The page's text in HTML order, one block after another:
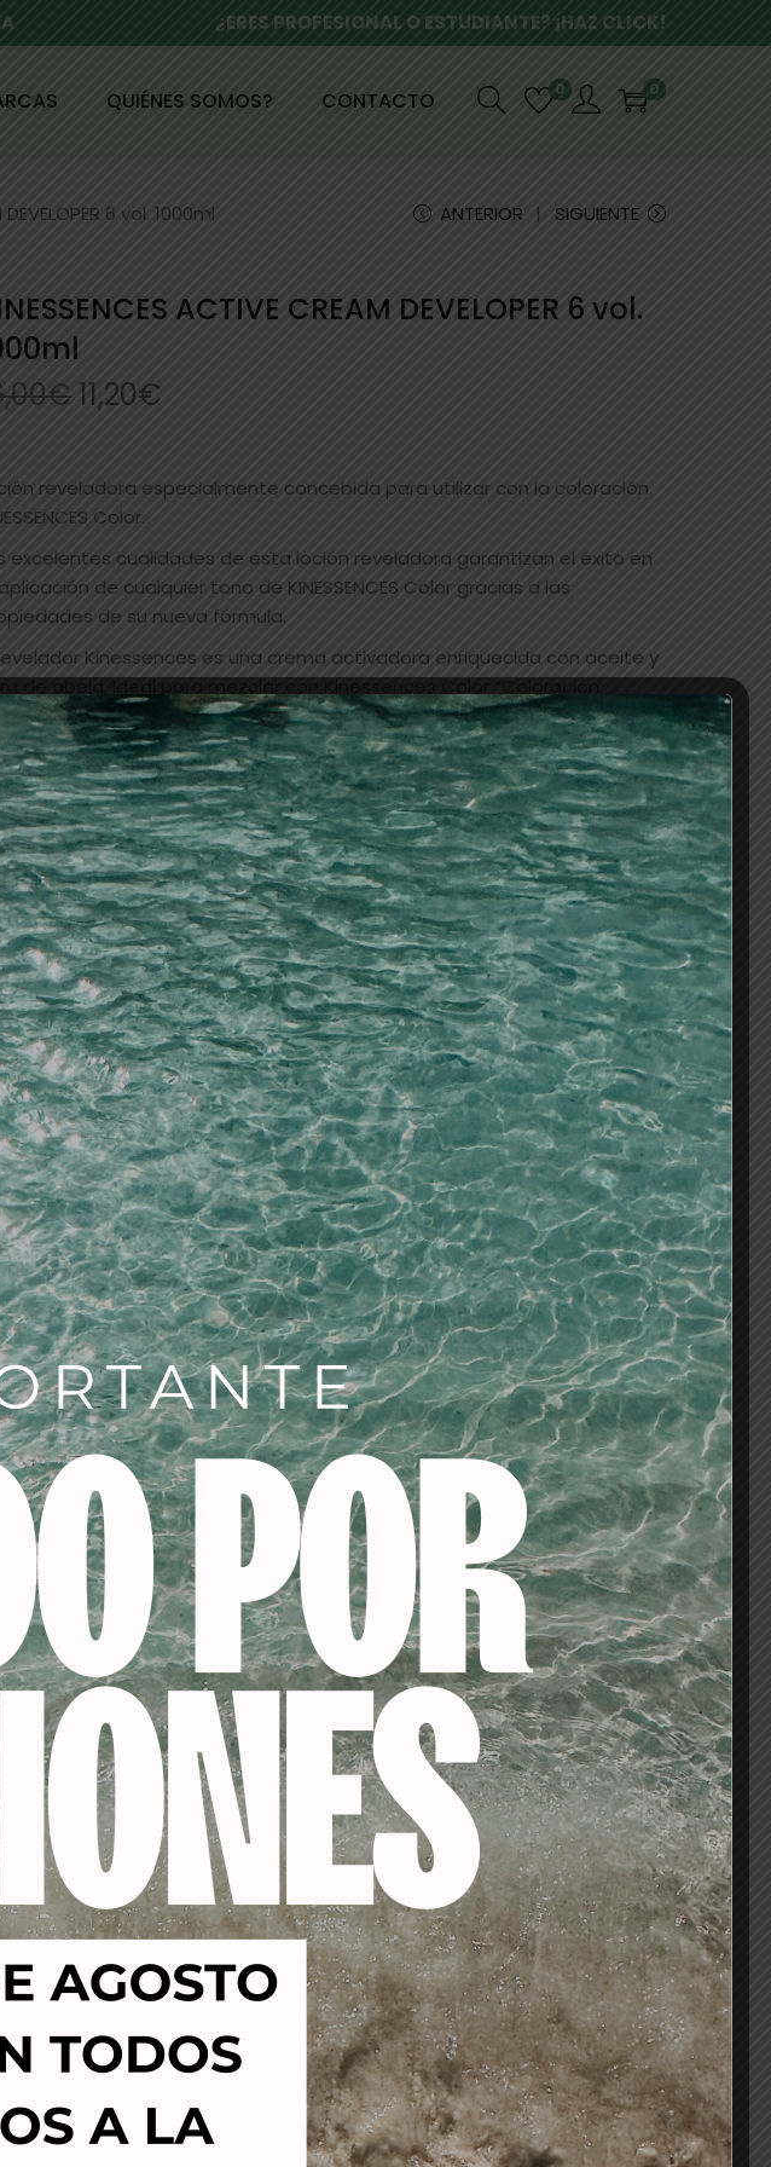
¿ERES PROFESIONAL O ESTUDIANTE? ¡HAZ CLICK!
QUIÉNES SOMOS? CONTACTO 0 0
DEVELOPER 6 vol. 1000ml ANTERIOR SIGUIENTE
ACTIVE CREAM DEVELOPER 6 vol.
€11,20€
reveladora especialmente concebida para utilizar con la coloración
Color.
excelentes cualidades de esta loción reveladora garantizan el éxito en
de cualquier tono de KINESSENCES Color gracias a las
de su nueva fórmula.
Kinessences es una crema activadora enriquecida con aceite y
de abeja. Ideal para mezclar con Kinessences Color “Coloración
sin amoniaco”.
composición está libre de amoníaco y PPD, agente con alto potencial
en las coloraciones para el cabello. Tampoco contiene siliconas,
aceites minerales, parabenos, alcohol y derivados del
que pueden producir algunos activos o unión de los mismos
sí solos. Todo ello da como resultado una coloración de lo más delicada
para el cabello de los clientes. Sin afectar a la potente
de las moléculas de alta intensidad que desarrollan un color
e intenso en el cabello.
AÑADIR AL CARRITO
Añadir a la lista de deseos
18884
PELUQUERIA,tintes/baño de color/oxigenadas
especial Kinesseces
-19% -53%